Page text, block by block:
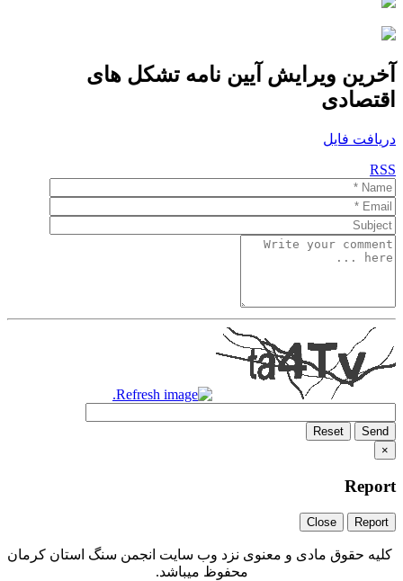
آخرین ویرایش آیین نامه تشکل های
اقتصادی
دریافت فایل
RSS
Send
Reset
×
Report
Report
Close
کلیه حقوق مادی و معنوی نزد وب سایت انجمن سنگ استان کرمان
محفوظ میباشد.